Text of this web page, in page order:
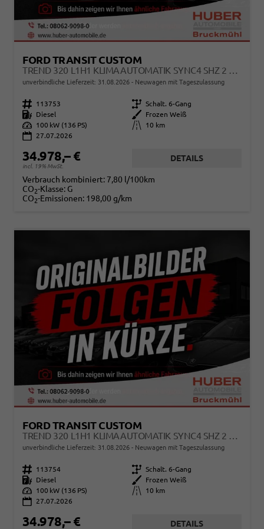
FORD TRANSIT CUSTOM
TREND 320 L1H1 KLIMAAUTOMATIK SYNC4 SHZ 2 X EINPARKHILFE KAMERA 5JG
unverbindliche Lieferzeit: 31.08.2026 Neuwagen mit Tageszulassung
Fahrzeugnr. 113753 Getriebe Schalt. 6-Gang
Kraftstoff
Diesel Außenfarbe
Frozen Weiß
Leistung
100 kW (136 PS) Kilometerstand
10 km
27.07.2026
34.978,– €
incl. 19% MwSt.
DETAILS
Verbrauch kombiniert: 7,80 l/100km
CO2-Klasse: G
CO2-Emissionen: 198,00 g/km
FORD TRANSIT CUSTOM
TREND 320 L1H1 KLIMAAUTOMATIK SYNC4 SHZ 2 X EINPARKHILFE KAMERA 5JG
unverbindliche Lieferzeit: 31.08.2026 Neuwagen mit Tageszulassung
Fahrzeugnr. 113754 Getriebe Schalt. 6-Gang
Kraftstoff
Diesel Außenfarbe
Frozen Weiß
Leistung
100 kW (136 PS) Kilometerstand
10 km
27.07.2026
34.978,– € DETAILS